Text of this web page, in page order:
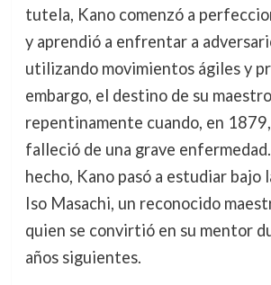
tutela, Kano comenzó a
y aprendió a enfrentar a
utilizando movimientos ágiles y
embargo, el destino de su
repentinamente cuando, en
falleció de una grave
hecho, Kano pasó a estudiar bajo
Iso Masachi, un reconocido
quien se convirtió en su mentor
años siguientes.